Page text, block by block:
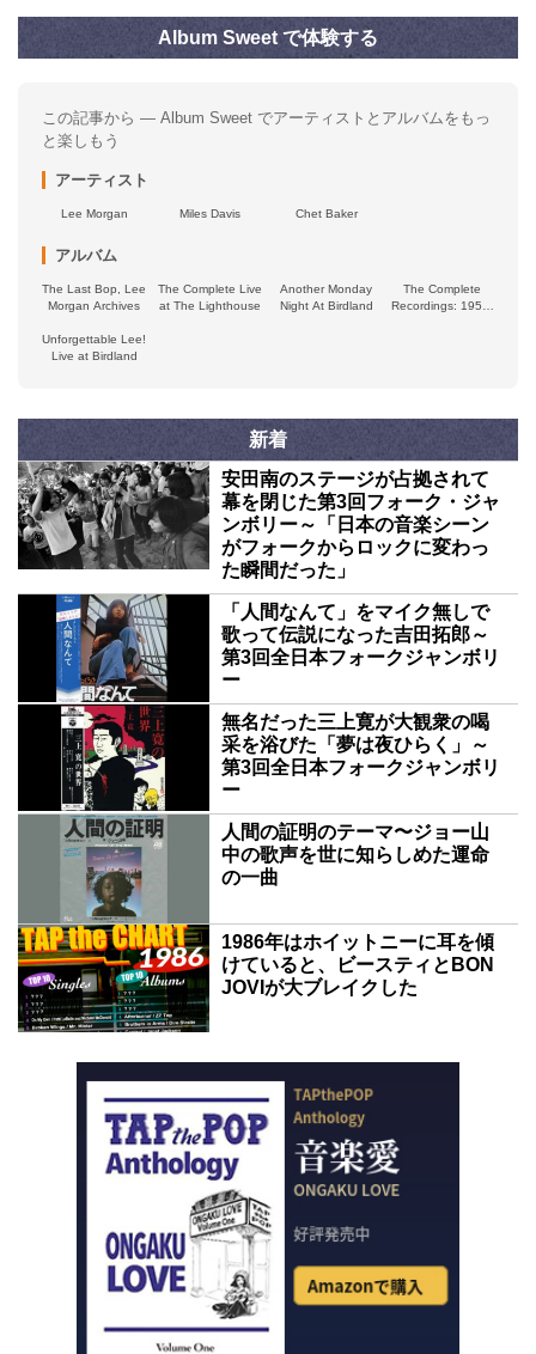
Album Sweet で体験する
この記事から — Album Sweet でアーティストとアルバムをもっ
と楽しもう
アーティスト
Lee Morgan Miles Davis Chet Baker
アルバム
The Last Bop, Lee
Morgan Archives
The Complete Live
at The Lighthouse
Another Monday
Night At Birdland
The Complete
Recordings: 1956-
Unforgettable Lee!
Live at Birdland
新着
安田南のステージが占拠されて
幕を閉じた第3回フォーク・ジャ
ンボリー～「日本の音楽シーン
がフォークからロックに変わっ
た瞬間だった」
「人間なんて」をマイク無しで
歌って伝説になった吉田拓郎～
第3回全日本フォークジャンボリ
ー
無名だった三上寛が大観衆の喝
采を浴びた「夢は夜ひらく」～
第3回全日本フォークジャンボリ
ー
人間の証明のテーマ〜ジョー山
中の歌声を世に知らしめた運命
の一曲
1986年はホイットニーに耳を傾
けていると、ビースティとBON
JOVIが大ブレイクした